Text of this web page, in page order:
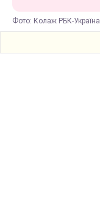
Фото: Колаж РБК-Україна